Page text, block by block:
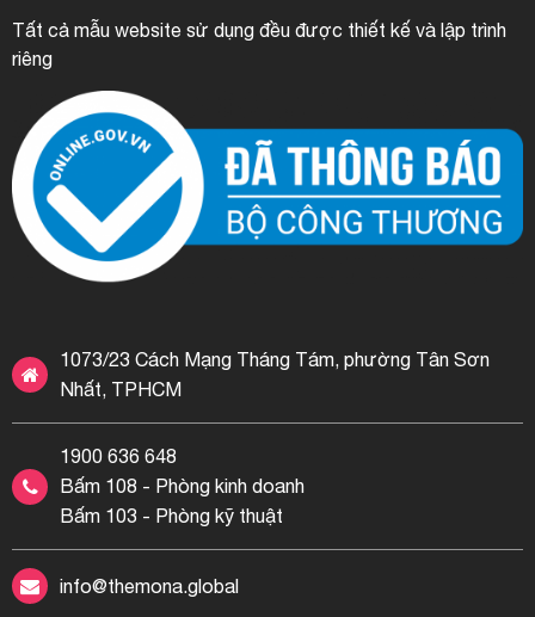
Tất cả mẫu website sử dụng đều được thiết kế và lập trình
riêng
1073/23 Cách Mạng Tháng Tám, phường Tân Sơn
Nhất, TPHCM
1900 636 648
Bấm 108 - Phòng kinh doanh
Bấm 103 - Phòng kỹ thuật
info@themona.global